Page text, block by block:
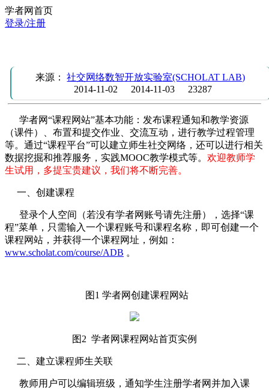
学者网首页
登录/注册
来源：社交网络数智开放实验室(SCHOLAT LAB)
2014-11-02
2014-11-03 23287
学者网“课程网站”基本功能：发布课程通知和教学资源
（课件）、布置和提交作业、交流互动，进行教学过程管理
等。通过“课程平台”可以建立师生社交网络，还可以进行相关
数据挖掘和推荐服务，实践MOOC教学模式等。 欢迎教师学
生试用，多提宝贵建议，我们将不断完善。
一、创建课程
登录个人空间（若没有学者网账号请先注册），选择“课
程”菜单，只需输入一个课程账号和课程名称，即可创建一个
课程网站，并获得一个课程网址，例如：
www.scholat.com/course/ADB 。
图1 学者网创建课程网站
图2 学者网课程网站首页实例
二、建立课程师生关联
教师用户可以编辑班级，通知学生注册学者网并加入课